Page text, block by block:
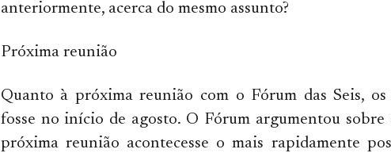
anteriormente, acerca do mesmo assunto?
Próxima reunião
Quanto à próxima reunião com o Fórum das Seis,
fosse no início de agosto. O Fórum argumentou
próxima reunião acontecesse o mais rapidamente